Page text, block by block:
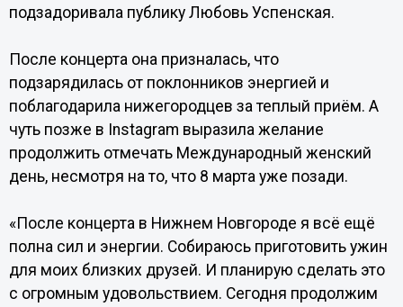
подзадоривала публику Любовь Успенская.
После концерта она призналась, что
подзарядилась от поклонников энергией и
поблагодарила нижегородцев за теплый приём. А
чуть позже в Instagram выразила желание
продолжить отмечать Международный женский
день, несмотря на то, что 8 марта уже позади.
«После концерта в Нижнем Новгороде я всё ещё
полна сил и энергии. Собираюсь приготовить ужин
для моих близких друзей. И планирую сделать это
с огромным удовольствием. Сегодня продолжим